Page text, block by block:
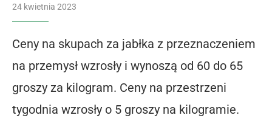
24 kwietnia 2023
Ceny na skupach za jabłka z przeznaczeniem
na przemysł wzrosły i wynoszą od 60 do 65
groszy za kilogram. Ceny na przestrzeni
tygodnia wzrosły o 5 groszy na kilogramie.